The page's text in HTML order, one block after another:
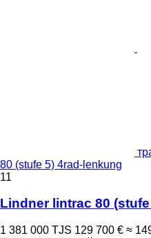
80 (stufe 5) 4rad-lenkung
11
Lindner lintrac 80
1 381 000 TJS 129 700 € ≈